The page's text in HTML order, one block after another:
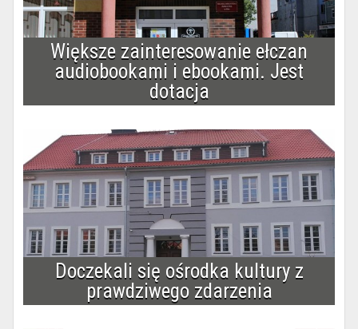
Większe zainteresowanie ełczan
audiobookami i ebookami. Jest
dotacja
Doczekali się ośrodka kultury z
prawdziwego zdarzenia